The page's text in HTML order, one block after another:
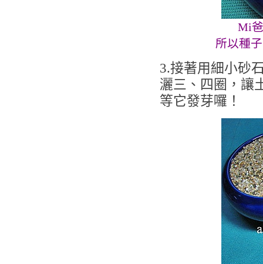
Mi
所以種
3.接著用細小砂
灑三、四圈，讓
等它發芽囉！